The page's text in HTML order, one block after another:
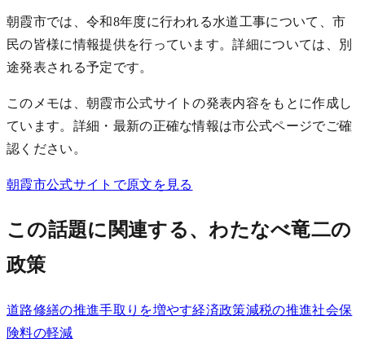
朝霞市では、令和8年度に行われる水道工事について、市
民の皆様に情報提供を行っています。詳細については、別
途発表される予定です。
このメモは、朝霞市公式サイトの発表内容をもとに作成し
ています。詳細・最新の正確な情報は市公式ページでご確
認ください。
朝霞市公式サイトで原文を見る
この話題に関連する、わたなべ竜二の
政策
道路修繕の推進手取りを増やす経済政策減税の推進社会保
険料の軽減